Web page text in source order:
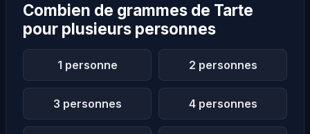
Combien de grammes de Tarte
pour plusieurs personnes
1 personne 2 personnes
3 personnes 4 personnes